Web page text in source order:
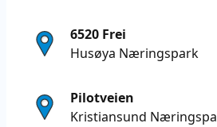
6520 Frei
Husøya Næringspark
Pilotveien
Kristiansund